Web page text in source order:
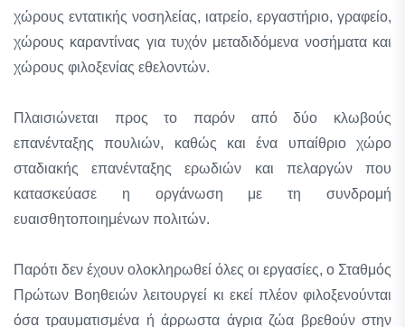
χώρους εντατικής νοσηλείας, ιατρείο, εργαστήριο, γραφείο,
χώρους καραντίνας για τυχόν μεταδιδόμενα νοσήματα και
χώρους φιλοξενίας εθελοντών.
Πλαισιώνεται προς το παρόν από δύο κλωβούς
επανένταξης πουλιών, καθώς και ένα υπαίθριο χώρο
σταδιακής επανένταξης ερωδιών και πελαργών που
κατασκεύασε η οργάνωση με τη συνδρομή
ευαισθητοποιημένων πολιτών.
Παρότι δεν έχουν ολοκληρωθεί όλες οι εργασίες, ο Σταθμός
Πρώτων Βοηθειών λειτουργεί κι εκεί πλέον φιλοξενούνται
όσα τραυματισμένα ή άρρωστα άγρια ζώα βρεθούν στην